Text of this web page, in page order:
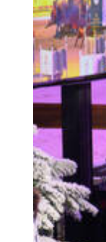
QUI SOMMES-NOUS
QUI SOMMES-NOUS
VISITE VIRTUELLE
HISTORIQUE
PALMARÈS
PALMARÈS
ABC DU CHIG
ABC DU CHIG
SPONSORS